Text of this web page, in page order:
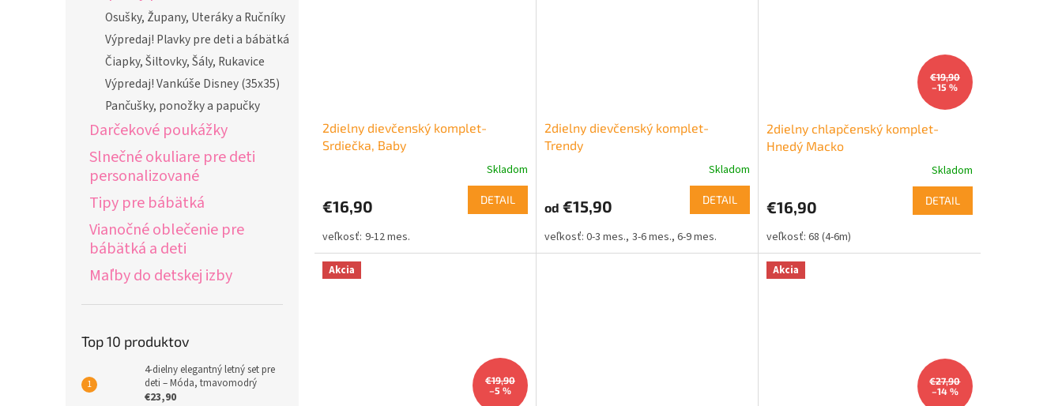
Osušky, Župany, Uteráky a Ručníky
Výpredaj! Plavky pre deti a bábätká
Čiapky, Šiltovky, Šály, Rukavice
Výpredaj! Vankúše Disney (35x35)
Pančušky, ponožky a papučky
Darčekové poukážky
Slnečné okuliare pre deti
personalizované
Tipy pre bábätká
Vianočné oblečenie pre
bábätká a deti
Maľby do detskej izby
Top 10 produktov
4-dielny elegantný letný set pre
deti – Móda, tmavomodrý
€23,90
2dielny dievčenský komplet-
Srdiečka, Baby
Skladom
€16,90 DETAIL
9-12 mes.
2dielny dievčenský komplet-
Trendy
Skladom
od €15,90 DETAIL
0-3 mes. 3-6 mes. 6-9 mes.
€19,90
–15 %
2dielny chlapčenský komplet-
Hnedý Macko
Skladom
€16,90 DETAIL
68 (4-6m)
Akcia
€19,90
–5 %
Akcia
€27,90
–14 %